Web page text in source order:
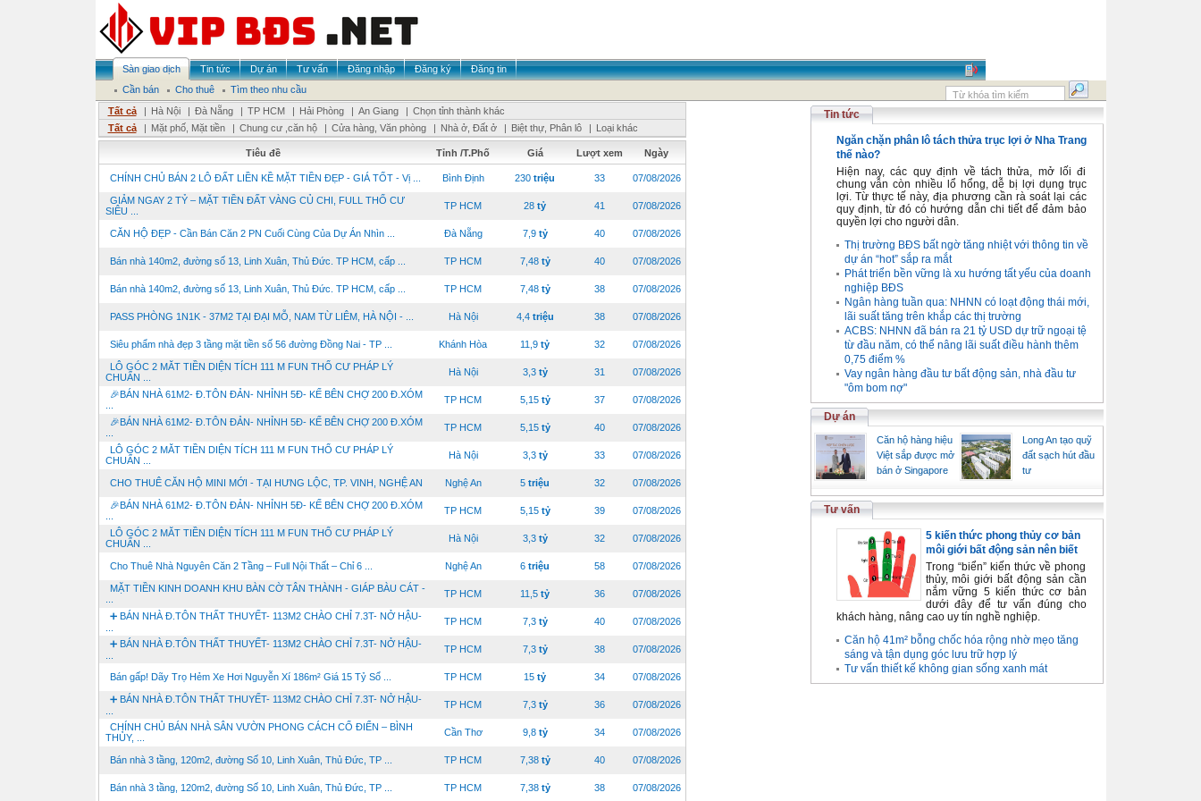
Sàn giao dịch Tin tức Dự án Tư vấn Đăng nhập Đăng ký
Đăng tin
Cần bán
Cho thuê
Tìm theo nhu cầu
Tất cả
| Hà Nội | Đà Nẵng | TP HCM | Hải Phòng | An Giang | Chọn tỉnh thành khác
Tất cả
| Mặt phố, Mặt tiền | Chung cư ,căn hộ | Cửa hàng, Văn phòng | Nhà ở, Đất ở | Biệt thự, Phân lô | Loại khác
Tiêu đề Tỉnh /T.Phố Giá Lượt xem Ngày
CHÍNH CHỦ BÁN 2 LÔ ĐẤT LIỀN KỀ MẶT TIỀN ĐẸP - GIÁ TỐT - Vị ... Bình Định 230 triệu 33 07/08/2026
GIẢM NGAY 2 TỶ – MẶT TIỀN ĐẤT VÀNG CỦ CHI, FULL THỔ CƯ
SIÊU ...
TP HCM 28 tỷ 41 07/08/2026
CĂN HỘ ĐẸP - Cần Bán Căn 2 PN Cuối Cùng Của Dự Án Nhìn ... Đà Nẵng 7,9 tỷ 40 07/08/2026
Bán nhà 140m2, đường số 13, Linh Xuân, Thủ Đức. TP HCM, cấp ... TP HCM 7,48 tỷ 40 07/08/2026
Bán nhà 140m2, đường số 13, Linh Xuân, Thủ Đức. TP HCM, cấp ... TP HCM 7,48 tỷ 38 07/08/2026
PASS PHÒNG 1N1K - 37M2 TẠI ĐẠI MỖ, NAM TỪ LIÊM, HÀ NỘI - ... Hà Nội 4,4 triệu 38 07/08/2026
Siêu phẩm nhà đẹp 3 tầng mặt tiền số 56 đường Đồng Nai - TP ... Khánh Hòa 11,9 tỷ 32 07/08/2026
LÔ GÓC 2 MĂT TIỀN DIỆN TÍCH 111 M FUN THỔ CƯ PHÁP LÝ
CHUẨN ...
Hà Nội 3,3 tỷ 31 07/08/2026
🎉BÁN NHÀ 61M2- Đ.TÔN ĐẢN- NHỈNH 5Đ- KẾ BÊN CHỢ 200 Đ.XÓM
TP HCM 5,15 tỷ 37 07/08/2026
🎉BÁN NHÀ 61M2- Đ.TÔN ĐẢN- NHỈNH 5Đ- KẾ BÊN CHỢ 200 Đ.XÓM
TP HCM 5,15 tỷ 40 07/08/2026
LÔ GÓC 2 MĂT TIỀN DIỆN TÍCH 111 M FUN THỔ CƯ PHÁP LÝ
CHUẨN ...
Hà Nội 3,3 tỷ 33 07/08/2026
CHO THUÊ CĂN HỘ MINI MỚI - TẠI HƯNG LỘC, TP. VINH, NGHỆ AN Nghệ An 5 triệu 32 07/08/2026
🎉BÁN NHÀ 61M2- Đ.TÔN ĐẢN- NHỈNH 5Đ- KẾ BÊN CHỢ 200 Đ.XÓM
TP HCM 5,15 tỷ 39 07/08/2026
LÔ GÓC 2 MĂT TIỀN DIỆN TÍCH 111 M FUN THỔ CƯ PHÁP LÝ
CHUẨN ...
Hà Nội 3,3 tỷ 32 07/08/2026
Cho Thuê Nhà Nguyên Căn 2 Tầng – Full Nội Thất – Chỉ 6 ... Nghệ An 6 triệu 58 07/08/2026
MẶT TIỀN KINH DOANH KHU BÀN CỜ TÂN THÀNH - GIÁP BÀU CÁT -
TP HCM 11,5 tỷ 36 07/08/2026
➕ BÁN NHÀ Đ.TÔN THẤT THUYẾT- 113M2 CHÀO CHỈ 7.3T- NỞ HẬU-
TP HCM 7,3 tỷ 40 07/08/2026
➕ BÁN NHÀ Đ.TÔN THẤT THUYẾT- 113M2 CHÀO CHỈ 7.3T- NỞ HẬU-
TP HCM 7,3 tỷ 38 07/08/2026
Bán gấp! Dãy Trọ Hẻm Xe Hơi Nguyễn Xí 186m² Giá 15 Tỷ Sổ ... TP HCM 15 tỷ 34 07/08/2026
➕ BÁN NHÀ Đ.TÔN THẤT THUYẾT- 113M2 CHÀO CHỈ 7.3T- NỞ HẬU-
TP HCM 7,3 tỷ 36 07/08/2026
CHÍNH CHỦ BÁN NHÀ SÂN VƯỜN PHONG CÁCH CỔ ĐIỂN – BÌNH
THỦY, ...
Cần Thơ 9,8 tỷ 34 07/08/2026
Bán nhà 3 tầng, 120m2, đường Số 10, Linh Xuân, Thủ Đức, TP ... TP HCM 7,38 tỷ 40 07/08/2026
Bán nhà 3 tầng, 120m2, đường Số 10, Linh Xuân, Thủ Đức, TP ... TP HCM 7,38 tỷ 38 07/08/2026
Tin tức
Ngăn chặn phân lô tách thửa trục lợi ở Nha Trang
thế nào?
Hiện nay, các quy định về tách thửa, mở lối đi
chung vẫn còn nhiều lổ hổng, dễ bị lợi dụng trục
lợi. Từ thực tế này, địa phương cần rà soát lại các
quy định, từ đó có hướng dẫn chi tiết để đảm bảo
quyền lợi cho người dân.
Thị trường BĐS bất ngờ tăng nhiệt với thông tin về
dự án “hot” sắp ra mắt
Phát triển bền vững là xu hướng tất yếu của doanh
nghiệp BĐS
Ngân hàng tuần qua: NHNN có loạt động thái mới,
lãi suất tăng trên khắp các thị trường
ACBS: NHNN đã bán ra 21 tỷ USD dự trữ ngoại tệ
từ đầu năm, có thể nâng lãi suất điều hành thêm
0,75 điểm %
Vay ngân hàng đầu tư bất động sản, nhà đầu tư
"ôm bom nợ"
Dự án
Căn hộ hàng hiệu
Việt sắp được mở
bán ở Singapore
Long An tạo quỹ
đất sạch hút đầu
tư
Tư vấn
5 kiến thức phong thủy cơ bản
môi giới bất động sản nên biết
Trong “biển” kiến thức về phong
thủy, môi giới bất động sản cần
nắm vững 5 kiến thức cơ bản
dưới đây để tư vấn đúng cho
khách hàng, nâng cao uy tín nghề nghiệp.
Căn hộ 41m² bỗng chốc hóa rộng nhờ mẹo tăng
sáng và tận dụng góc lưu trữ hợp lý
Tư vấn thiết kế không gian sống xanh mát